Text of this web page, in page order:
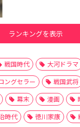
ランキングを表示
戦国時代 大河ドラマ
ングセラー 戦国武将
幕末 漫画
時代 徳川家康